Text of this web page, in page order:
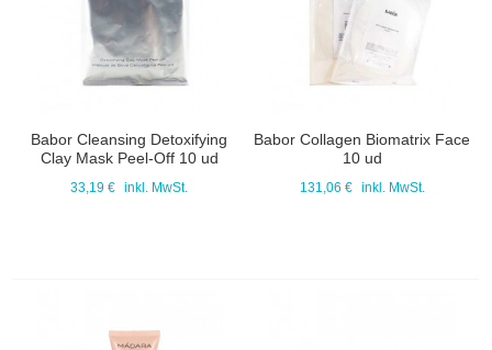
Babor Cleansing Detoxifying
Clay Mask Peel-Off 10 ud
33,19 € inkl. MwSt.
Babor Collagen Biomatrix Face
10 ud
131,06 € inkl. MwSt.